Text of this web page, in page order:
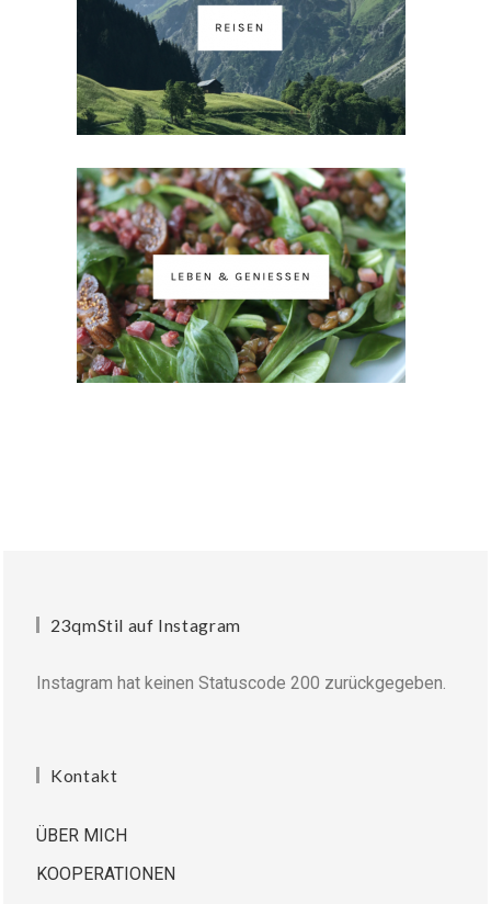
23qmStil auf Instagram
Instagram hat keinen Statuscode 200 zurückgegeben.
Kontakt
ÜBER MICH
KOOPERATIONEN